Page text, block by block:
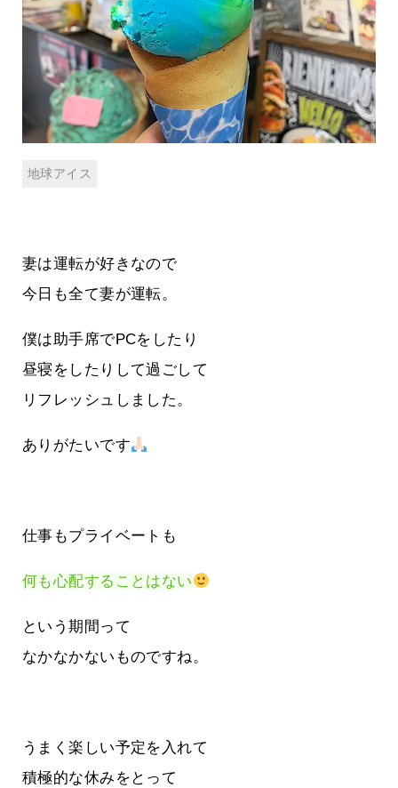
地球アイス
妻は運転が好きなので
今日も全て妻が運転。
僕は助手席でPCをしたり
昼寝をしたりして過ごして
リフレッシュしました。
ありがたいです
仕事もプライベートも
何も心配することはない
という期間って
なかなかないものですね。
うまく楽しい予定を入れて
積極的な休みをとって